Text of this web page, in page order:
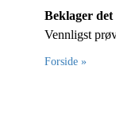
Beklager
Vennligst
Forside »